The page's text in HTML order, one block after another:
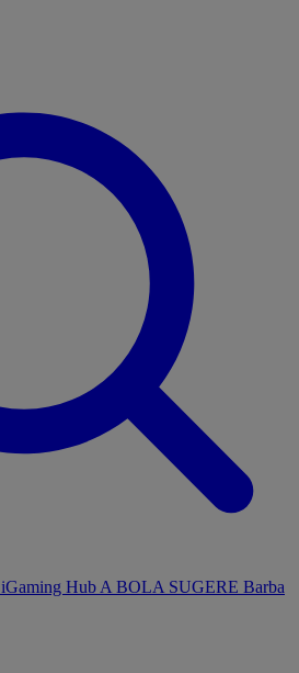
iGaming Hub A BOLA SUGERE Barba